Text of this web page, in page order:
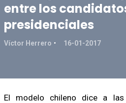
entre los
presidenciales
Víctor Herrero 16-01-2017
El modelo chileno dice a